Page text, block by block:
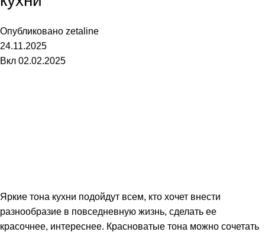
Опубликовано zetaline
24.11.2025
Вкл 02.02.2025
Яркие тона кухни подойдут всем, кто хочет внести
разнообразие в повседневную жизнь, сделать ее
красочнее, интереснее. Красноватые тона можно сочетать